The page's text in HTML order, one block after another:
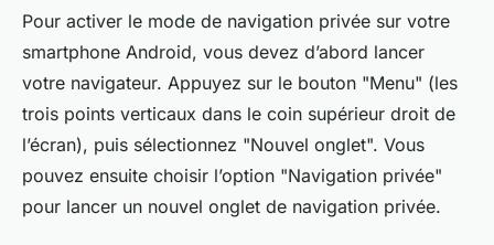
Pour activer le mode de navigation privée sur votre
smartphone Android, vous devez d’abord lancer
votre navigateur. Appuyez sur le bouton "Menu" (les
trois points verticaux dans le coin supérieur droit de
l’écran), puis sélectionnez "Nouvel onglet". Vous
pouvez ensuite choisir l’option "Navigation privée"
pour lancer un nouvel onglet de navigation privée.